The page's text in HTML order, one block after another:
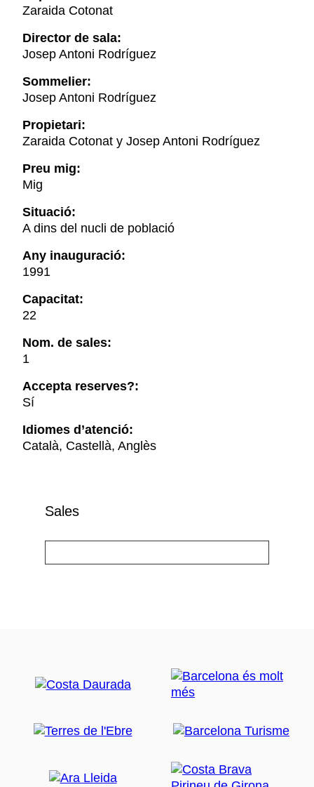
Zaraida Cotonat
Director de sala:
Josep Antoni Rodríguez
Sommelier:
Josep Antoni Rodríguez
Propietari:
Zaraida Cotonat y Josep Antoni Rodríguez
Preu mig:
Mig
Situació:
A dins del nucli de població
Any inauguració:
1991
Capacitat:
22
Nom. de sales:
1
Accepta reserves?:
Sí
Idiomes d’atenció:
Català, Castellà, Anglès
Sales